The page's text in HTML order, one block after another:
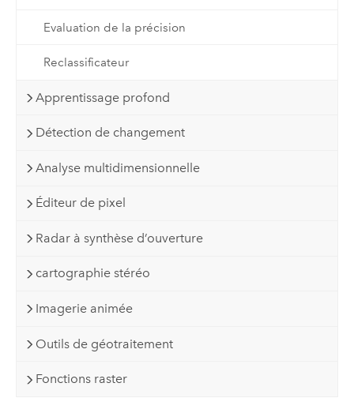
Evaluation de la précision
Reclassificateur
Apprentissage profond
Détection de changement
Analyse multidimensionnelle
Éditeur de pixel
Radar à synthèse d’ouverture
cartographie stéréo
Imagerie animée
Outils de géotraitement
Fonctions raster